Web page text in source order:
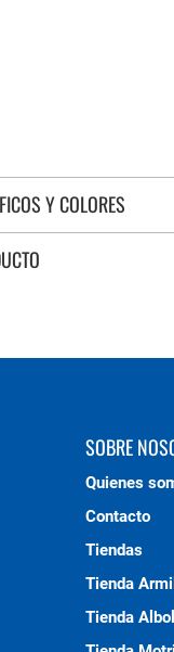
Y COLORES
SOBRE
Quienes
Contacto
Tiendas
Tienda
Tienda